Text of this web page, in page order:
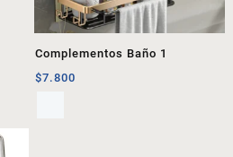
Complementos Baño 1
$7.800